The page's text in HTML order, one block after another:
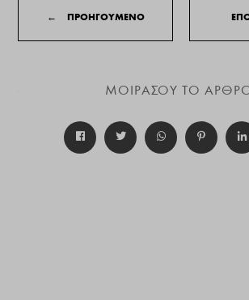
← ΠΡΟΗΓΟΥΜΕΝΟ
ΜΟΙΡΑΣΟΥ ΤΟ